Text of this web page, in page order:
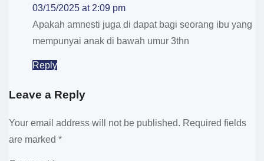
03/15/2025 at 2:09 pm
Apakah amnesti juga di dapat bagi seorang ibu yang
mempunyai anak di bawah umur 3thn
Reply
Leave a Reply
Your email address will not be published. Required fields
are marked *